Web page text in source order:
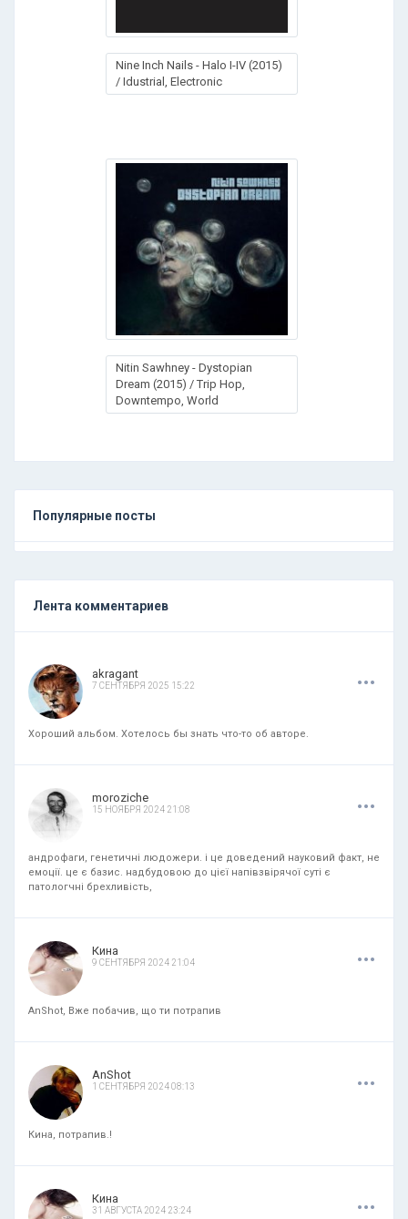
Nine Inch Nails - Halo I-IV (2015)
/ Idustrial, Electronic
Nitin Sawhney - Dystopian
Dream (2015) / Trip Hop,
Downtempo, World
Популярные посты
Лента комментариев
akragant
7 СЕНТЯБРЯ 2025 15:22 ...
Хороший альбом. Хотелось бы знать что-то об авторе.
moroziche
15 НОЯБРЯ 2024 21:08 ...
андрофаги, генетичні людожери. і це доведений науковий факт, не
емоції. це є базис. надбудовою до цієї напівзвірячої суті є
патологчні брехливість,
Кина
9 СЕНТЯБРЯ 2024 21:04 ...
AnShot, Вже побачив, що ти потрапив
AnShot
1 СЕНТЯБРЯ 2024 08:13 ...
Кина, потрапив.!
Кина
31 АВГУСТА 2024 23:24 ...